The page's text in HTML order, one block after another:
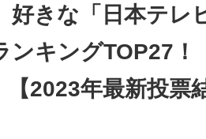
好きな「日本テレ
ンキングTOP27
2023年最新投票